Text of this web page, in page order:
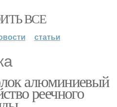
ВСЕ
статьи
алюминиевый
реечного